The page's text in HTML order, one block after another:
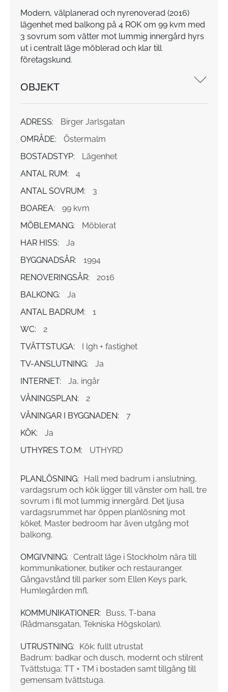
Modern, välplanerad och nyrenoverad (2016)
lägenhet med balkong på 4 ROK om 99 kvm med
3 sovrum som vätter mot lummig innergård hyrs
ut i centralt läge möblerad och klar till
företagskund.
OBJEKT
ADRESS:
Birger Jarlsgatan
OMRÅDE:
Östermalm
BOSTADSTYP:
Lägenhet
ANTAL RUM:
4
ANTAL SOVRUM:
3
BOAREA:
99 kvm
MÖBLEMANG:
Möblerat
HAR HISS:
Ja
BYGGNADSÅR:
1994
RENOVERINGSÅR:
2016
BALKONG:
Ja
ANTAL BADRUM:
1
WC:
2
TVÄTTSTUGA:
I lgh + fastighet
TV-ANSLUTNING:
Ja
INTERNET:
Ja, ingår
VÅNINGSPLAN:
2
VÅNINGAR I BYGGNADEN:
7
KÖK:
Ja
UTHYRES T.O.M:
UTHYRD
PLANLÖSNING:
Hall med badrum i anslutning,
vardagsrum och kök ligger till vänster om hall, tre
sovrum i fil mot lummig innergård. Det ljusa
vardagsrummet har öppen planlösning mot
köket. Master bedroom har även utgång mot
balkong.
OMGIVNING: Centralt läge i Stockholm nära till
kommunikationer, butiker och restauranger.
Gångavstånd till parker som Ellen Keys park,
Humlegården mfl.
KOMMUNIKATIONER:
Buss, T-bana
(Rådmansgatan, Tekniska Högskolan).
UTRUSTNING:
Kök: fullt utrustat
Badrum: badkar och dusch, modernt och stilrent
Tvättstuga: TT + TM i bostaden samt tillgång till
gemensam tvättstuga.